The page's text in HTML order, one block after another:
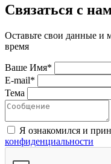
Связаться с
Оставьте свои данные
время
Ваше Имя*
E-mail*
Тема
Я ознакомился и
конфиденциальноcти